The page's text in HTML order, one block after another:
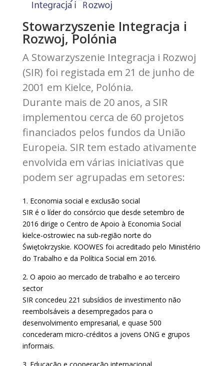
Stowarzyszenie Integracja i
Rozwoj, Polónia
A Stowarzyszenie Integracja i Rozwoj
(SIR) foi registada em 21 de junho de
2001 em Kielce, Polónia.
Durante mais de 20 anos, a SIR
implementou cerca de 60 projetos
financiados pelos fundos da União
Europeia. SIR tem estado ativamente
envolvida em várias iniciativas que
podem ser agrupadas em setores:
1. Economia social e exclusão social
SIR é o líder do consórcio que desde setembro de
2016 dirige o Centro de Apoio à Economia Social
kielce-ostrowiec na sub-região norte do
Świętokrzyskie. KOOWES foi acreditado pelo Ministério
do Trabalho e da Política Social em 2016.
2. O apoio ao mercado de trabalho e ao terceiro
sector
SIR concedeu 221 subsídios de investimento não
reembolsáveis a desempregados para o
desenvolvimento empresarial, e quase 500
concederam micro-créditos a jovens ONG e grupos
informais.